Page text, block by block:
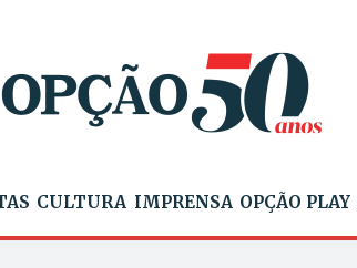
CULTURA IMPRENSA OPÇÃO PLAY